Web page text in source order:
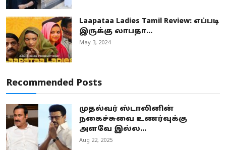
Laapataa Ladies Tamil Review: எப்படி
இருக்கு லாபதா...
May 3, 2024
Recommended Posts
முதல்வர் ஸ்டாலினின்
நகைச்சுவை உணர்வுக்கு
அளவே இல்ல...
Aug 22, 2025